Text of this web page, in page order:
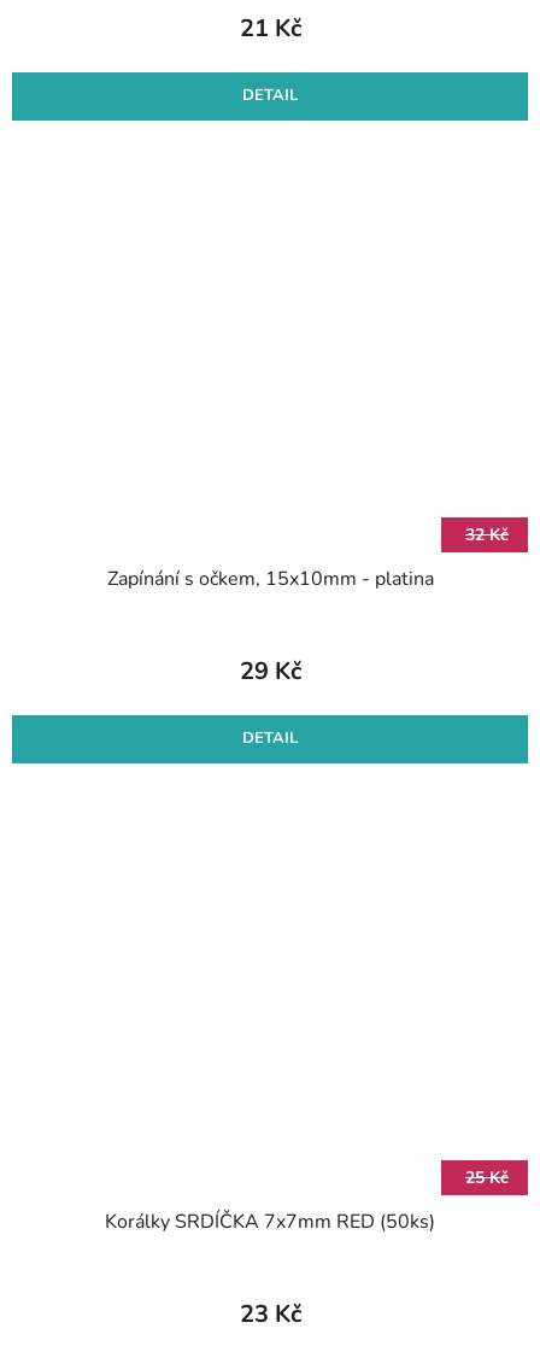
21 Kč
DETAIL
32 Kč
Zapínání s očkem, 15x10mm - platina
29 Kč
DETAIL
25 Kč
Korálky SRDÍČKA 7x7mm RED (50ks)
23 Kč